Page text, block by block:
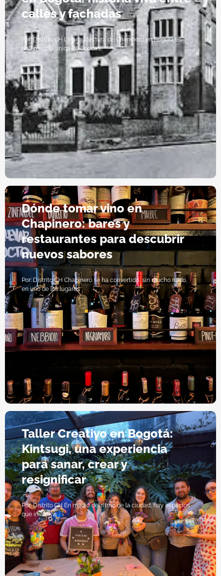
calles y fachadas
Por: Distrito CH La arquitectura de Chapinero en Bogotá es
una mezcla única de épocas,
Dónde tomar vino en
Chapinero: bares y
restaurantes para descubrir
nuevos sabores
Por: Distrito CH Chapinero se ha convertido, sin mucho ruido,
en uno de los lugares
Taller Creativo en Bogotá:
Kintsugi, una experiencia
para sanar, crear y
resignificar
Por: Distrito CH En medio del ritmo de la ciudad, hay espacios
que invitan a